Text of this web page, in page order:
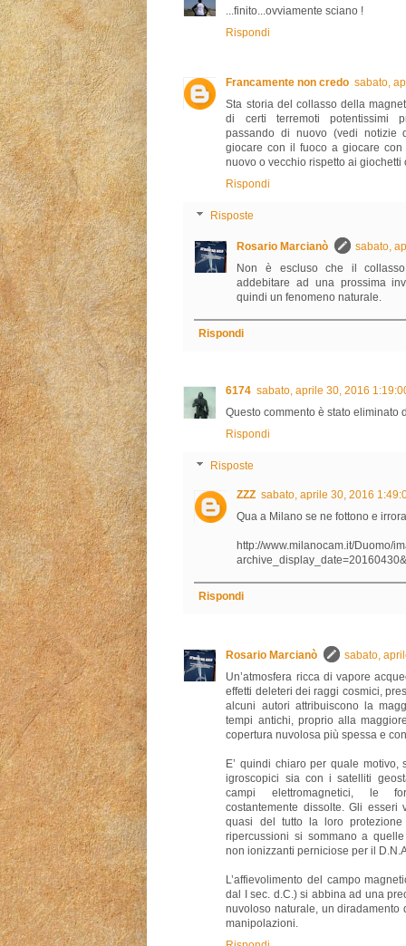
...finito...ovviamente sciano !
Rispondi
Francamente non credo sabato,
Sta storia del collasso della
di certi terremoti potentissimi
passando di nuovo (vedi notizie
giocare con il fuoco a giocare
nuovo o vecchio rispetto ai
Rispondi
Risposte
Rosario Marcianò
sabato,
Non è escluso che il
addebitare ad una prossima
quindi un fenomeno naturale.
Rispondi
6174 sabato, aprile 30, 2016
Questo commento è stato eliminato
Rispondi
Risposte
ZZZ sabato, aprile 30, 2016
Qua a Milano se ne fottono e
http://www.milanocam.it/Duomo/
Rispondi
Rosario Marcianò
sabato,
Un’atmosfera ricca di vapore
effetti deleteri dei raggi cosmici,
alcuni autori attribuiscono la
tempi antichi, proprio alla
copertura nuvolosa più spessa e
E’ quindi chiaro per quale
igroscopici sia con i satelliti
campi elettromagnetici, le
costantemente dissolte. Gli
quasi del tutto la loro
ripercussioni si sommano a
non ionizzanti perniciose per il
L’affievolimento del campo
dal I sec. d.C.) si abbina ad una
nuvoloso naturale, un diradamento
manipolazioni.